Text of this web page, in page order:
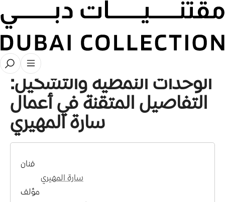
قصص
الوحدات النمطية والتشكيل:
التفاصيل المتقنة في أعمال
سارة المهيري
فنان
سارة المهيري
مؤلف